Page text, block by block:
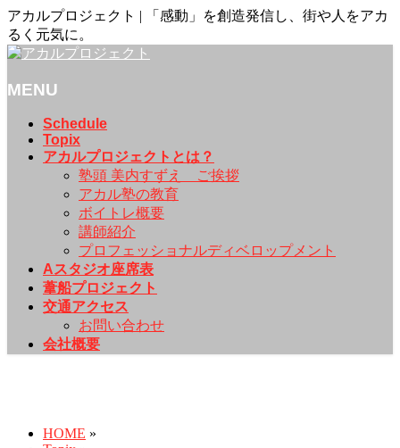
アカルプロジェクト | 「感動」を創造発信し、街や人をアカ
るく元気に。
MENU
Schedule
Topix
アカルプロジェクトとは？
塾頭 美内すずえ ご挨拶
アカル塾の教育
ボイトレ概要
講師紹介
プロフェッショナルディベロップメント
Aスタジオ座席表
葦船プロジェクト
交通アクセス
お問い合わせ
会社概要
HOME »